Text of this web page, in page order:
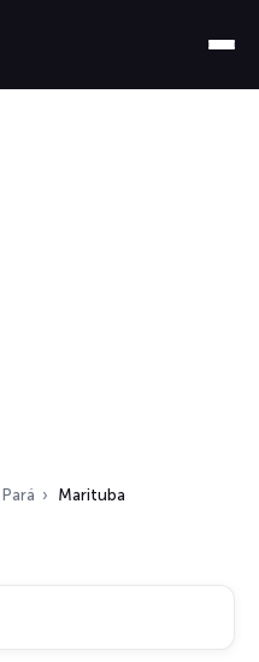
Pará Marituba